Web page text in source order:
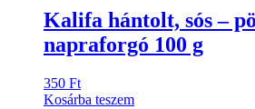
Kalifa hántolt, sós –
napraforgó 100 g
350 Ft
Kosárba teszem